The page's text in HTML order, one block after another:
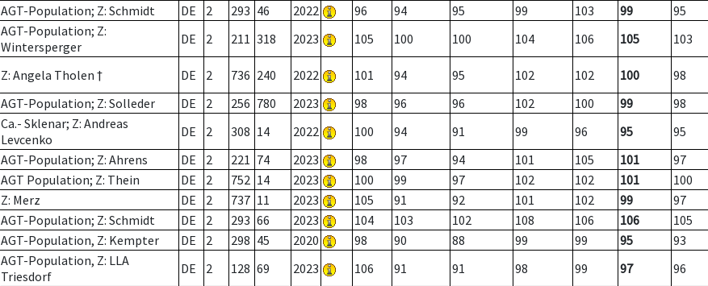
AGT-Population; Z: Schmidt DE 2 293 46 2022 96 94 95 99 103 99
95
AGT-Population; Z:
Wintersperger
DE 2 211 318 2023 105 100 100 104 106 105 103
Z: Angela Tholen † DE 2 736 240 2022 101 94 95 102 102 100
98
AGT-Population; Z: Solleder DE 2 256 780 2023 98 96 96 102 100 99
98
Ca.- Sklenar; Z: Andreas
Levcenko
DE 2 308 14 2022 100 94 91 99 96 95
95
AGT-Population; Z: Ahrens DE 2 221 74 2023 98 97 94 101 105 101
97
AGT Population; Z: Thein DE 2 752 14 2023 100 99 97 102 102 101
100
Z: Merz DE 2 737 11 2023 105 91 92 101 102 99
97
AGT-Population; Z: Schmidt DE 2 293 66 2023 104 103 102 108 106 106
105
AGT-Population, Z: Kempter DE 2 298 45 2020 98 90 88 99 99 95
93
AGT-Population, Z: LLA
Triesdorf
DE 2 128 69 2023 106 91 91 98 99 97 96